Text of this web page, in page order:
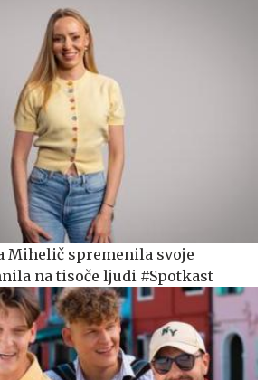
Mihelič spremenila svoje
na tisoče ljudi #Spotkast